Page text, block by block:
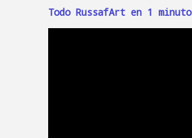
Todo RussafArt en 1 minuto